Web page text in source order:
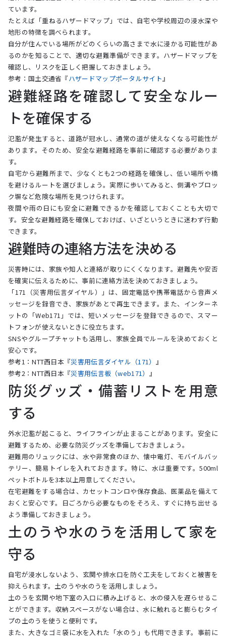
ています。
たとえば「重ねるハザードマップ」では、自宅や学校周辺の浸水深や
地形の特徴を調べられます。
自分が住んでいる場所がどのくらいの高さまで水に浸かる可能性があ
るのかを知ることで、適切な避難準備ができます。ハザードマップを
確認し、リスクを正しく把握しておきましょう。
参考：国土交通省『ハザードマップポータルサイト』
避難経路を確認して安全なルー
トを確保する
氾濫が発生すると、道路が冠水し、通常の道が使えなくなる可能性が
あります。そのため、安全な避難経路を事前に確認する必要がありま
す。
自宅から避難所まで、少なくとも2つの経路を確保し、低い場所や橋
を避けるルートを選びましょう。実際に歩いてみると、側溝やブロッ
ク塀など危険な場所を見つけられます。
夜間や雨の日にも安全に避難できるかを確認しておくことも大切で
す。安全な避難経路を確保しておけば、いざというときに迷わず行動
できます。
避難時の連絡方法を決める
災害時には、家族や知人と連絡が取りにくくなります。避難先や安否
を確実に伝えるために、事前に連絡方法を決めておきましょう。
「171（災害用伝言ダイヤル）」は、固定電話や携帯電話から音声メ
ッセージを録音でき、家族があとで再生できます。また、インターネ
ットの「Web171」では、短いメッセージを登録できるので、スマー
トフォンが使えないときに役立ちます。
SNSやグループチャットも活用し、家族全員でルールを決めておくと
安心です。
参考1：NTT西日本『災害用伝言ダイヤル（171） 』
参考2：NTT西日本『災害用伝言板（web171） 』
防災グッズ・備蓄リストを用意
する
外水氾濫が起こると、ライフラインが止まることがあります。安全に
避難するため、必要な防災グッズを準備しておきましょう。
避難用のリュックには、水や非常食のほか、懐中電灯、モバイルバッ
テリー、簡易トイレを入れておきます。特に、水は重要です。500ml
ペットボトルを3本以上用意してください。
在宅避難をする場合は、カセットコンロや保存食品、医薬品を備えて
おくと安心です。日ごろから必要なものをそろえ、すぐに持ち出せる
よう準備しておきましょう。
土のうや水のうを活用して家を
守る
自宅が浸水しないよう、玄関や排水口を防ぐ工夫をしておくと被害を
抑えられます。土のうや水のうを活用しましょう。
土のうを玄関や地下室の入口に積み上げると、水の侵入を遅らせるこ
とができます。収納スペースがない場合は、水に触れると膨らむタイ
プの土のうを使うと便利です。
また、大きなゴミ袋に水を入れた「水のう」も代用できます。事前に